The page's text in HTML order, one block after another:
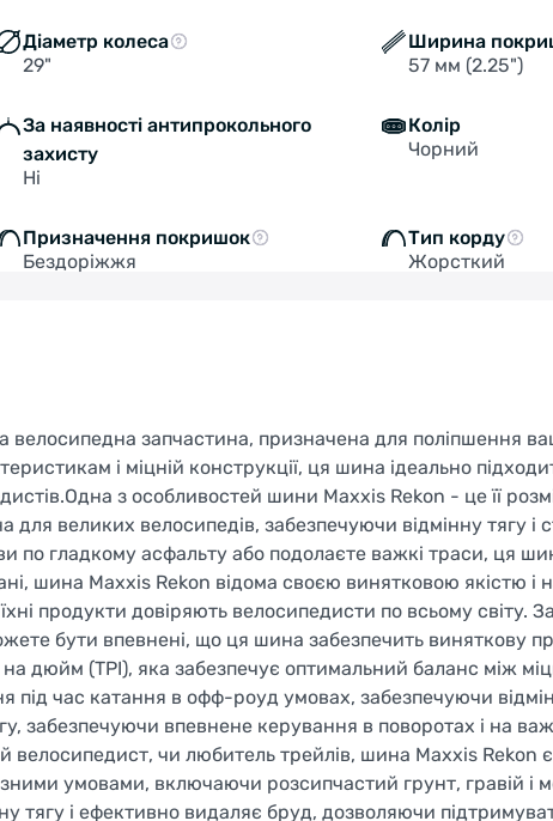
Діаметр колеса
29"
Ширина
57 мм (2.25")
За наявності антипрокольного
захисту
Ні
Колір
Чорний
Призначення покришок
Бездоріжжя
Тип корду
Жорсткий
запчастина, призначена для поліпшення
і міцній конструкції, ця шина ідеально
з особливостей шини Maxxis Rekon - це її
великих велосипедів, забезпечуючи відмінну тягу і
по гладкому асфальту або подолаєте важкі траси, ця
шина Maxxis Rekon відома своєю винятковою якістю і
продукти довіряють велосипедисти по всьому світу.
бути впевнені, що ця шина забезпечить виняткову
дюйм (TPI), яка забезпечує оптимальний баланс між
час катання в офф-роуд умовах, забезпечуючи
забезпечуючи впевнене керування в поворотах і на
велосипедист, чи любитель трейлів, шина Maxxis Rekon
умовами, включаючи розсипчастий грунт, гравій і
тягу і ефективно видаляє бруд, дозволяючи